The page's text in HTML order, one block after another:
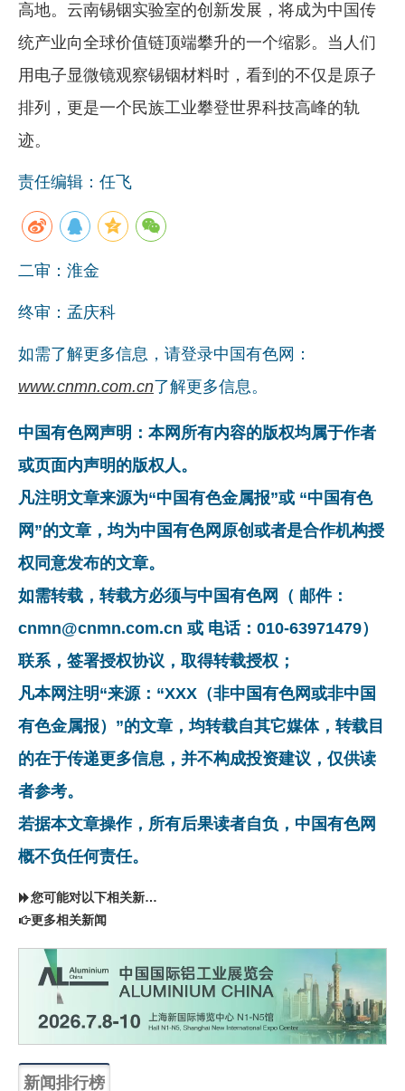
高地。云南锡铟实验室的创新发展，将成为中国传
统产业向全球价值链顶端攀升的一个缩影。当人们
用电子显微镜观察锡铟材料时，看到的不仅是原子
排列，更是一个民族工业攀登世界科技高峰的轨
迹。
责任编辑：任飞
二审：淮金
终审：孟庆科
如需了解更多信息，请登录中国有色网：
www.cnmn.com.cn了解更多信息。
中国有色网声明：本网所有内容的版权均属于作者
或页面内声明的版权人。
凡注明文章来源为“中国有色金属报”或 “中国有色
网”的文章，均为中国有色网原创或者是合作机构授
权同意发布的文章。
如需转载，转载方必须与中国有色网（ 邮件：
cnmn@cnmn.com.cn 或 电话：010-63971479）
联系，签署授权协议，取得转载授权；
凡本网注明“来源：“XXX（非中国有色网或非中国
有色金属报）”的文章，均转载自其它媒体，转载目
的在于传递更多信息，并不构成投资建议，仅供读
者参考。
若据本文章操作，所有后果读者自负，中国有色网
概不负任何责任。
您可能对以下相关新闻同样感兴趣
更多相关新闻
新闻排行榜